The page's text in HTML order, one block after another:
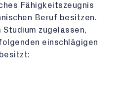
Fähigkeitszeugnis
Beruf besitzen.
zugelassen,
einschlägigen